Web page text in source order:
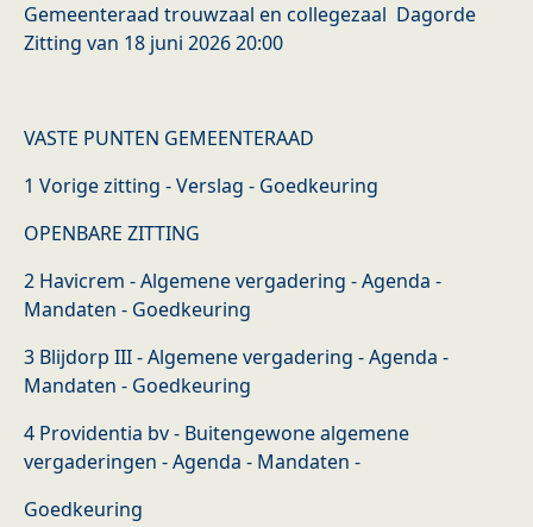
Gemeenteraad trouwzaal en collegezaal Dagorde
Zitting van 18 juni 2026 20:00
VASTE PUNTEN GEMEENTERAAD
1 Vorige zitting - Verslag - Goedkeuring
OPENBARE ZITTING
2 Havicrem - Algemene vergadering - Agenda -
Mandaten - Goedkeuring
3 Blijdorp III - Algemene vergadering - Agenda -
Mandaten - Goedkeuring
4 Providentia bv - Buitengewone algemene
vergaderingen - Agenda - Mandaten -
Goedkeuring